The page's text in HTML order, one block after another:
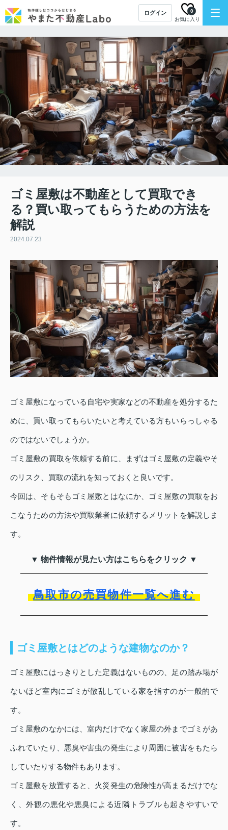
ログイン
お気に入り
0
ゴミ屋敷は不動産として買取でき
る？買い取ってもらうための方法を
解説
2024.07.23
ゴミ屋敷になっている自宅や実家などの不動産を処分するた
めに、買い取ってもらいたいと考えている方もいらっしゃる
のではないでしょうか。
ゴミ屋敷の買取を依頼する前に、まずはゴミ屋敷の定義やそ
のリスク、買取の流れを知っておくと良いです。
今回は、そもそもゴミ屋敷とはなにか、ゴミ屋敷の買取をお
こなうための方法や買取業者に依頼するメリットを解説しま
す。
▼ 物件情報が見たい方はこちらをクリック ▼
鳥取市の売買物件一覧へ進む
ゴミ屋敷とはどのような建物なのか？
ゴミ屋敷にはっきりとした定義はないものの、足の踏み場が
ないほど室内にゴミが散乱している家を指すのが一般的で
す。
ゴミ屋敷のなかには、室内だけでなく家屋の外までゴミがあ
ふれていたり、悪臭や害虫の発生により周囲に被害をもたら
していたりする物件もあります。
ゴミ屋敷を放置すると、火災発生の危険性が高まるだけでな
く、外観の悪化や悪臭による近隣トラブルも起きやすいで
す。